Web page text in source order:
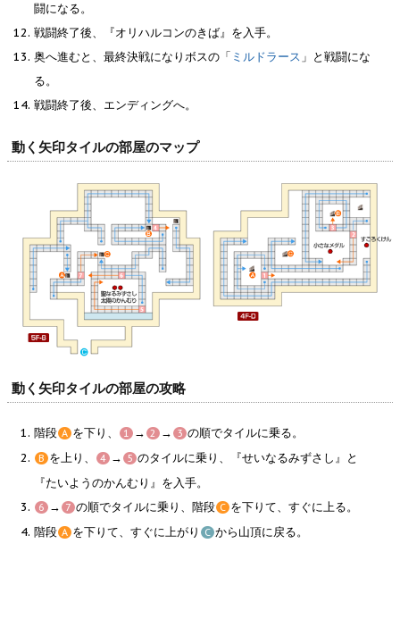
闘になる。
戦闘終了後、『オリハルコンのきば』を入手。
奥へ進むと、最終決戦になりボスの「 ミルドラース 」と戦闘にな
る。
戦闘終了後、エンディングへ。
動く矢印タイルの部屋のマップ
動く矢印タイルの部屋の攻略
階段 A を下り、 1 → 2 → 3 の順でタイルに乗る。
B を上り、 4 → 5 のタイルに乗り、『せいなるみずさし』と
『たいようのかんむり』を入手。
6 → 7 の順でタイルに乗り、階段 C を下りて、すぐに上る。
階段 A を下りて、すぐに上がり C から山頂に戻る。